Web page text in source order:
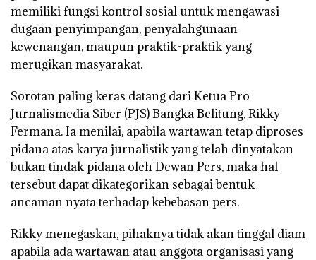
memiliki fungsi kontrol sosial untuk mengawasi
dugaan penyimpangan, penyalahgunaan
kewenangan, maupun praktik-praktik yang
merugikan masyarakat.
Sorotan paling keras datang dari Ketua Pro
Jurnalismedia Siber (PJS) Bangka Belitung, Rikky
Fermana. Ia menilai, apabila wartawan tetap diproses
pidana atas karya jurnalistik yang telah dinyatakan
bukan tindak pidana oleh Dewan Pers, maka hal
tersebut dapat dikategorikan sebagai bentuk
ancaman nyata terhadap kebebasan pers.
Rikky menegaskan, pihaknya tidak akan tinggal diam
apabila ada wartawan atau anggota organisasi yang